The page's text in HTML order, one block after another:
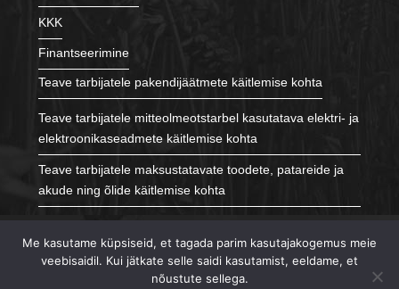
KKK
Finantseerimine
Teave tarbijatele pakendijäätmete käitlemise kohta
Teave tarbijatele mitteolmeotstarbel kasutatava elektri- ja
elektroonikaseadmete käitlemise kohta
Teave tarbijatele maksustatavate toodete, patareide ja
akude ning õlide käitlemise kohta
JÄLGI MEID
Me kasutame küpsiseid, et tagada parim kasutajakogemus meie
veebisaidil. Kui jätkate selle saidi kasutamist, eeldame, et
nõustute sellega.